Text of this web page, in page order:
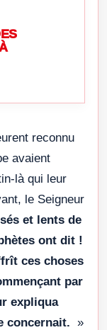
reconnu
avaient
là qui leur
le Seigneur
et lents de
ont dit !
ces choses
par
expliqua
concernait. »